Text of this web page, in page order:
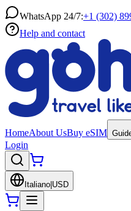
WhatsApp 24/7:+1 (302)
Help and contact
HomeAbout UsBuy eSIM
Login
Italiano USD